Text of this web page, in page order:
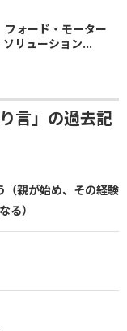
フォード・モーター
ソリューション...
言」の過去記
親が始め、その経験
る）